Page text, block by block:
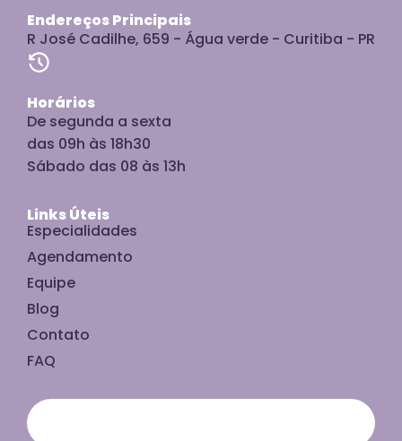
Endereços Principais
R José Cadilhe, 659 - Água verde - Curitiba - PR
Horários
De segunda a sexta
das 09h às 18h30
Sábado das 08 às 13h
Links Úteis
Especialidades
Agendamento
Equipe
Blog
Contato
FAQ